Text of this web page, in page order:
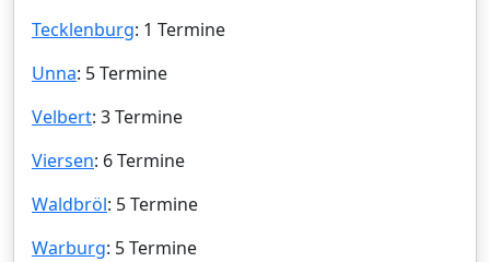
Tecklenburg: 1 Termine
Unna: 5 Termine
Velbert: 3 Termine
Viersen: 6 Termine
Waldbröl: 5 Termine
Warburg: 5 Termine